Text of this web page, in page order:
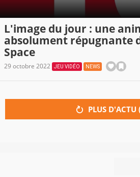
L'image du jour : une
absolument répugnante
Space
29 octobre 2022 JEU VIDÉO NEWS
PLUS D'ACTU